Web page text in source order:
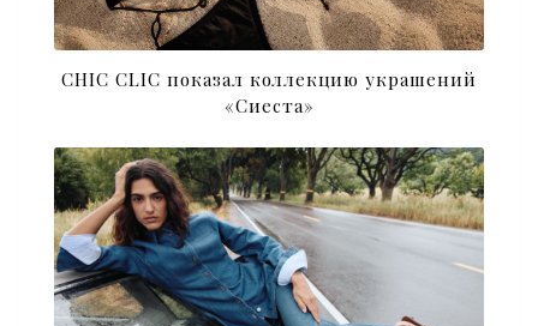
CHIC CLIC показал коллекцию украшений
«Сиеста»